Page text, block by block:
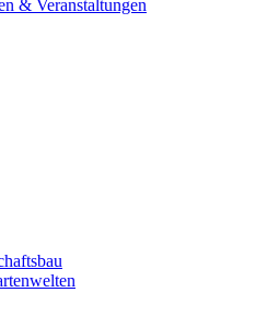
& Veranstaltungen